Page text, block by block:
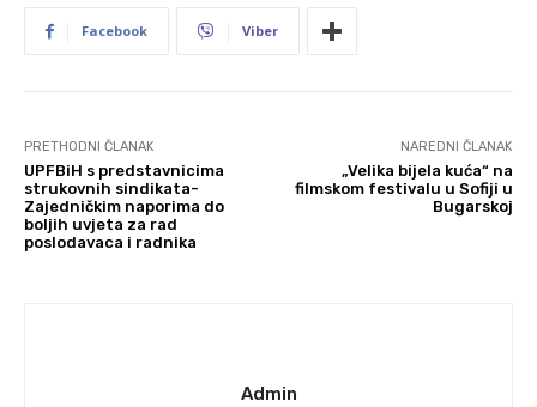
Facebook Viber
PRETHODNI ČLANAK
UPFBiH s predstavnicima
strukovnih sindikata-
Zajedničkim naporima do
boljih uvjeta za rad
poslodavaca i radnika
NAREDNI ČLANAK
„Velika bijela kuća“ na
filmskom festivalu u Sofiji u
Bugarskoj
Admin